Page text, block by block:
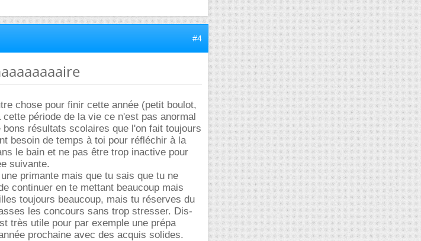
#4
chose pour finir cette année (petit boulot,
période de la vie ce n'est pas anormal
résultats scolaires que l'on fait toujours
besoin de temps à toi pour réfléchir à la
le bain et ne pas être trop inactive pour
suivante.
primante mais que tu sais que tu ne
continuer en te mettant beaucoup mais
toujours beaucoup, mais tu réserves du
les concours sans trop stresser. Dis-
très utile pour par exemple une prépa
prochaine avec des acquis solides.